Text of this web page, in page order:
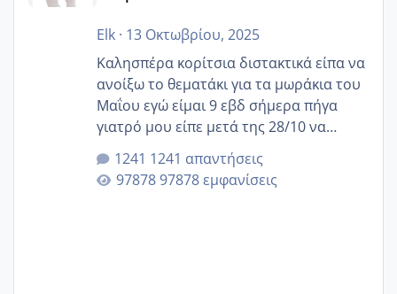
Elk· 13 Οκτωβρίου, 2025
Καλησπέρα κορίτσια διστακτικά είπα να
ανοίξω το θεματάκι για τα μωράκια του
Μαΐου εγώ είμαι 9 εβδ σήμερα πήγα
γιατρό μου είπε μετά της 28/10 να
κλείσω ραντεβού για την αυχενική είναι
καμιά άλλη κοπέλα να γεννάει Μάιο ;;
1241 απαντήσεις
97878 εμφανίσεις